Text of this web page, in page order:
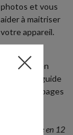
photos et vous
aider à maitriser
votre appareil.
recevez en
BONUS le guide
PDF de 40 pages
photographe en 12